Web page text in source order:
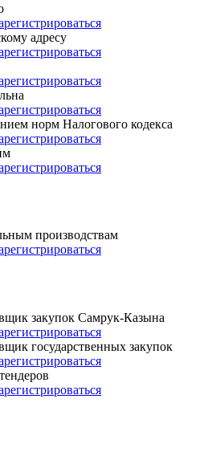
адресу
норм Налогового кодекса
производствам
закупок Самрук-Казына
государственных закупок